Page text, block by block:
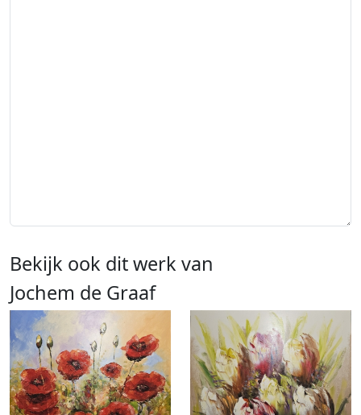
Bekijk ook dit werk van
Jochem de Graaf